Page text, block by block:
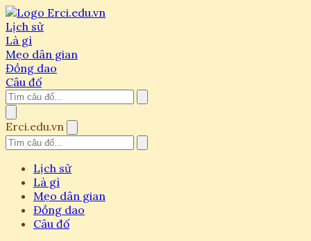
Lịch sử
Là gì
Mẹo dân gian
Đồng dao
Câu đố
Erci.edu.vn
Lịch sử
Là gì
Mẹo dân gian
Đồng dao
Câu đố